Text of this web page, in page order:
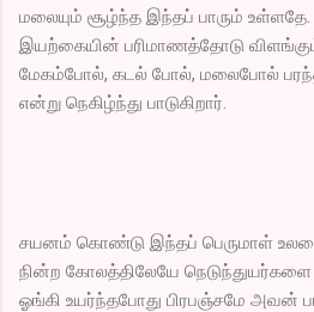
மலையும் சூழ்ந்த இந்தப் பாரும் உள்ளதே.
இயற்கையின் பரிமாணத்தோடு
மேகம்போல், கடல் போல், மலைபோல்
என்று நெகிழ்ந்து பாடுகிறார்.
சயனம் கொண்டு இந்தப் பெருமாள்
நின்ற கோலத்திலேயே
ஓங்கி உயர்ந்தபோது பிரபஞ்சமே அவன்